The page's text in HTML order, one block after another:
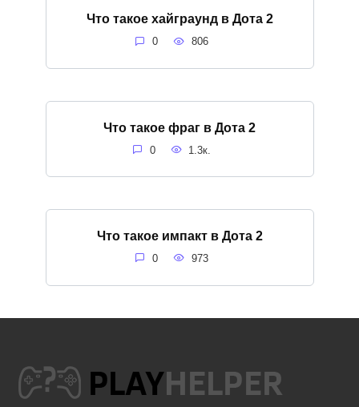
Что такое хайграунд в Дота 2
0 806
Что такое фраг в Дота 2
0 1.3к.
Что такое импакт в Дота 2
0 973